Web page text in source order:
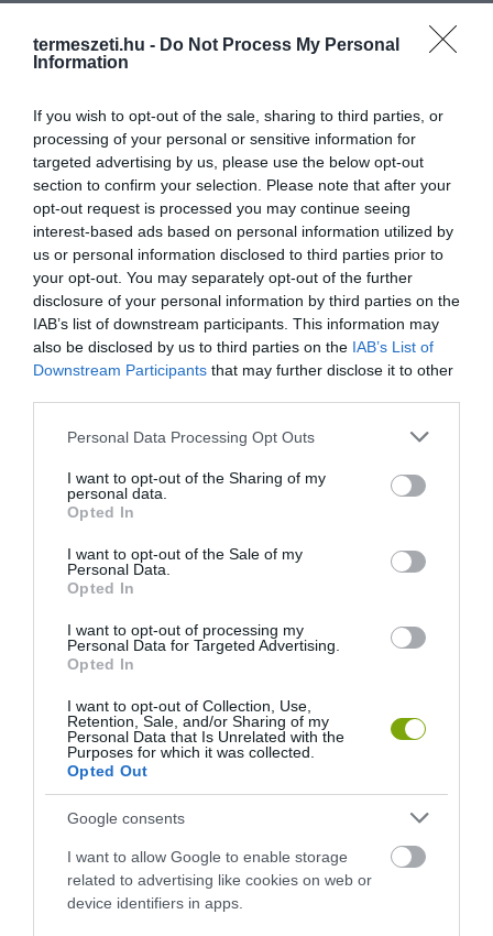
termeszeti.hu - Do Not Process My Personal
Information
If you wish to opt-out of the sale, sharing to third parties, or
processing of your personal or sensitive information for
targeted advertising by us, please use the below opt-out
section to confirm your selection. Please note that after your
opt-out request is processed you may continue seeing
interest-based ads based on personal information utilized by
us or personal information disclosed to third parties prior to
your opt-out. You may separately opt-out of the further
disclosure of your personal information by third parties on the
IAB’s list of downstream participants. This information may
also be disclosed by us to third parties on the IAB’s List of
Downstream Participants that may further disclose it to other
Please note that this website/app uses one or more Google
not limited to your visit or usage behaviour. You may click to
grant or deny consent to Google and its third-party tags to
use your data for below specified purposes in below Google
consent section.
Personal Data Processing Opt Outs
I want to opt-out of the Sharing of my
personal data.
Opted In
I want to opt-out of the Sale of my
Personal Data.
Opted In
I want to opt-out of processing my
Personal Data for Targeted Advertising.
Opted In
I want to opt-out of Collection, Use,
Retention, Sale, and/or Sharing of my
Personal Data that Is Unrelated with the
Purposes for which it was collected.
Opted Out
Google consents
I want to allow Google to enable storage
related to advertising like cookies on web or
device identifiers in apps.
TERVEZD AZ NYARALÁST!
KÖVETKEZŐ CIKK
HASONLÓ ÉRDEKESSÉGEK
A KOALA EVOLÚCIÓS MÚLTJA
SOKKAL DRÁMAIBB, MINT A
NYUGODT
EUKALIPTUSZRÁGCSÁLÁS
2026-08-07
SZÍNES HALAKBÓL ÁLL: MOST
500 EDDIG ISMERETLEN
2026-08-06